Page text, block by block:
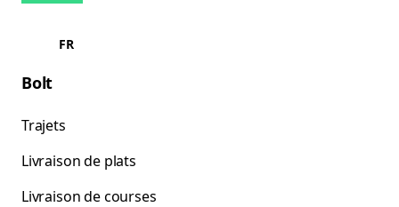
FR
Bolt
Trajets
Livraison de plats
Livraison de courses